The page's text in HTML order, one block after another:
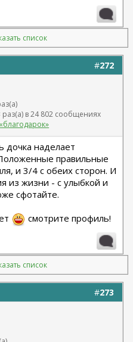
список
#272
в 24 802 сообщениях
дочка наделает
правильные
и 3/4 с обеих сторон. И
из жизни - с улыбкой и
сфотайте.
смотрите профиль!
список
#273